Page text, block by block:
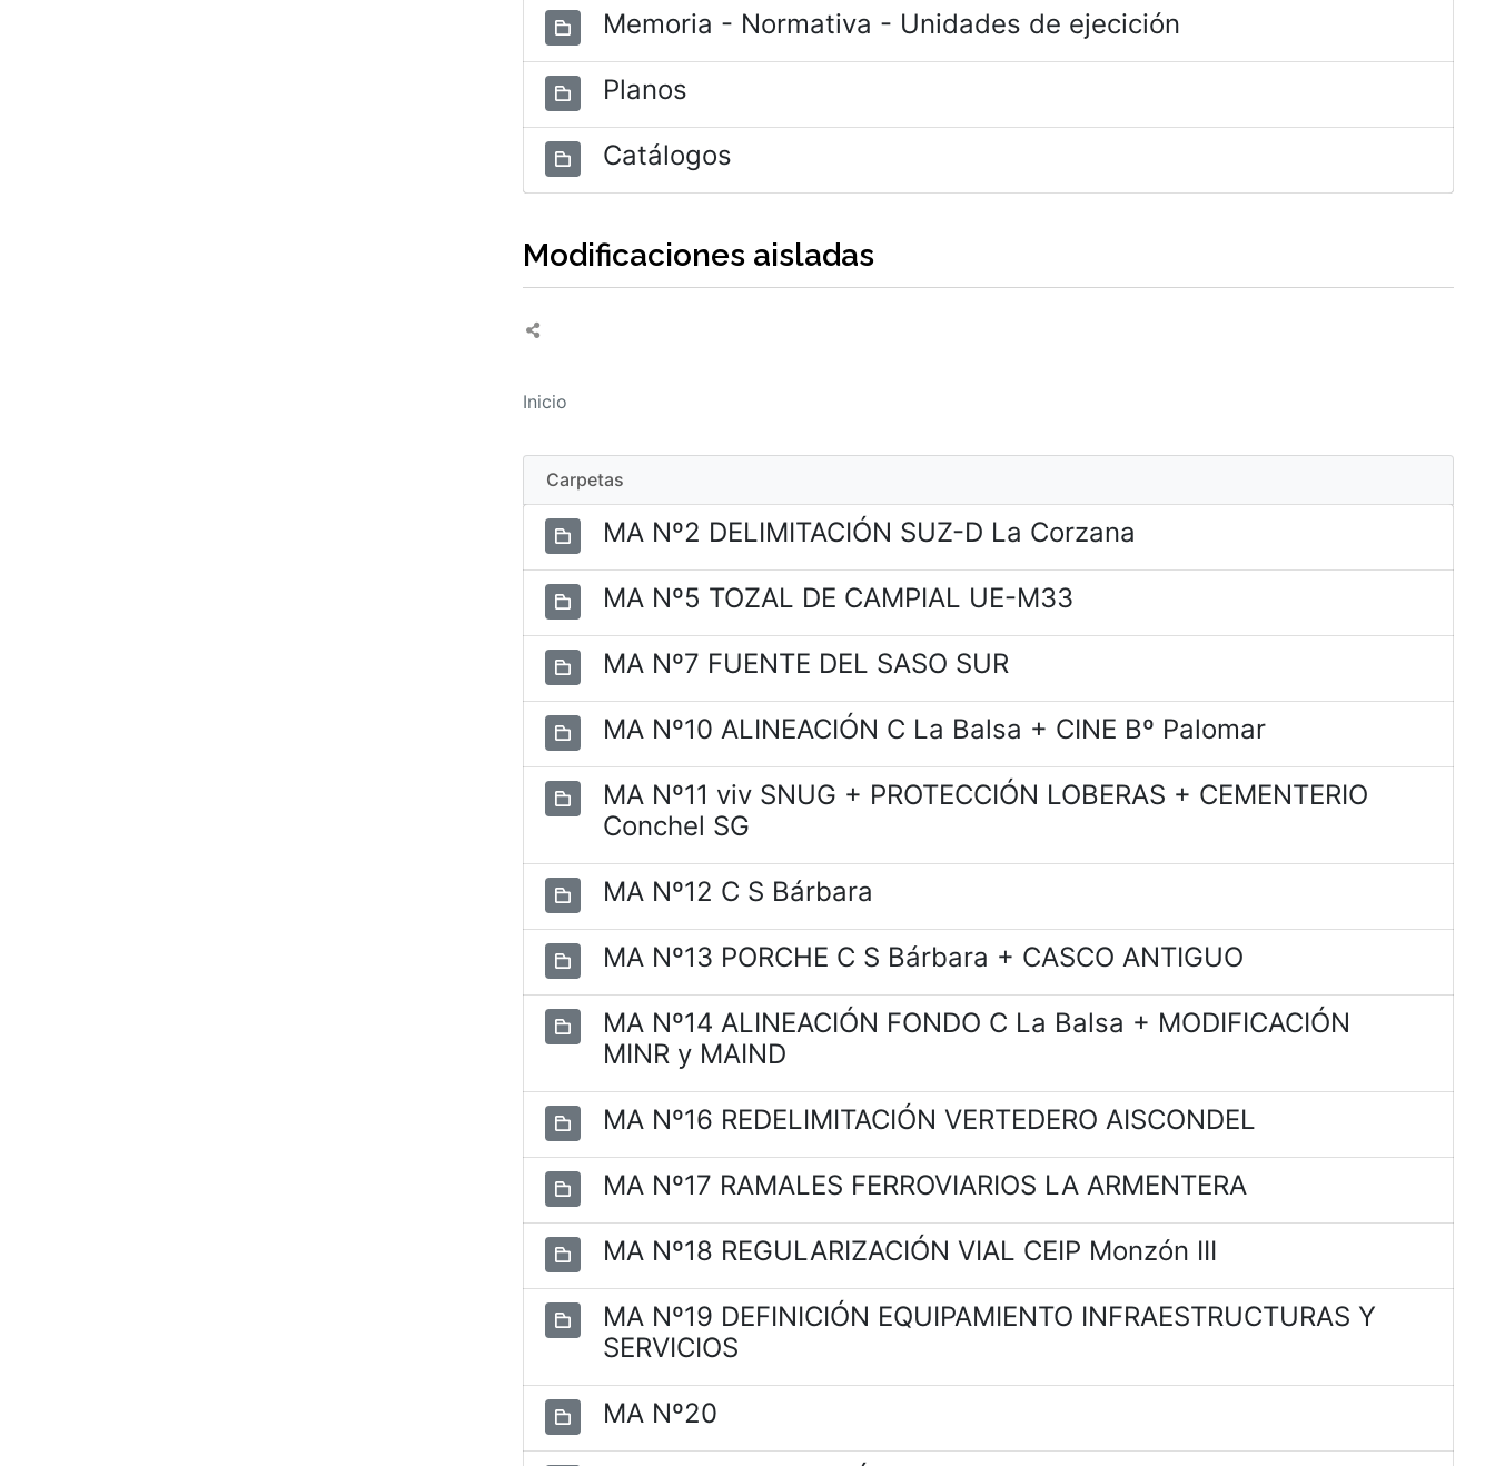
Memoria - Normativa - Unidades de ejecición
Planos
Catálogos
Modificaciones aisladas
Inicio
Carpetas
MA Nº2 DELIMITACIÓN SUZ-D La Corzana
MA Nº5 TOZAL DE CAMPIAL UE-M33
MA Nº7 FUENTE DEL SASO SUR
MA Nº10 ALINEACIÓN C La Balsa + CINE Bº Palomar
MA Nº11 viv SNUG + PROTECCIÓN LOBERAS + CEMENTERIO
Conchel SG
MA Nº12 C S Bárbara
MA Nº13 PORCHE C S Bárbara + CASCO ANTIGUO
MA Nº14 ALINEACIÓN FONDO C La Balsa + MODIFICACIÓN
MINR y MAIND
MA Nº16 REDELIMITACIÓN VERTEDERO AISCONDEL
MA Nº17 RAMALES FERROVIARIOS LA ARMENTERA
MA Nº18 REGULARIZACIÓN VIAL CEIP Monzón III
MA Nº19 DEFINICIÓN EQUIPAMIENTO INFRAESTRUCTURAS Y
SERVICIOS
MA Nº20